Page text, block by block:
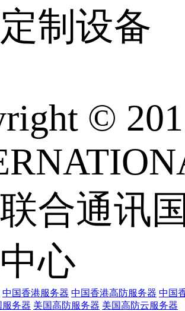
制设备
©
合通讯
心
中国香港服务器 中国香港高防服务器 中国
服务器 美国高防服务器 美国高防云服务器